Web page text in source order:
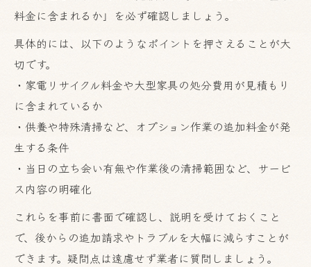
料金に含まれるか」を必ず確認しましょう。
具体的には、以下のようなポイントを押さえることが大
切です。
・家電リサイクル料金や大型家具の処分費用が見積もり
に含まれているか
・供養や特殊清掃など、オプション作業の追加料金が発
生する条件
・当日の立ち会い有無や作業後の清掃範囲など、サービ
ス内容の明確化
これらを事前に書面で確認し、説明を受けておくこと
で、後からの追加請求やトラブルを大幅に減らすことが
できます。疑問点は遠慮せず業者に質問しましょう。